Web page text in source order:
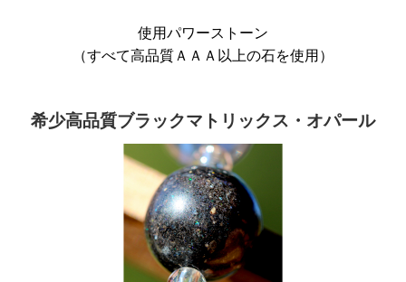
使用パワーストーン
（すべて高品質ＡＡＡ以上の石を使用）
希少高品質ブラックマトリックス・オパール